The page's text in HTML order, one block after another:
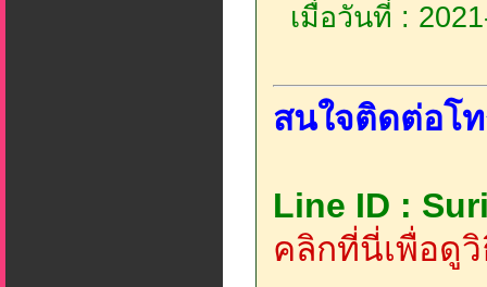
เมื่อวันที่ :
สนใจติดต่อโ
Line ID :
คลิกที่นี่เพื่อดูวิ